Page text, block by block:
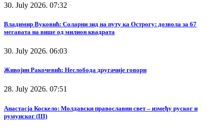
30. July 2026. 07:32
Владимир Вуковић: Соларни зид на путу ка Острогу: дозвола за 67
мегавата на више од милион квадрата
30. July 2026. 06:03
Живојин Ракочевић: Неслобода другачије говори
28. July 2026. 07:51
Анастасја Коскело: Молдавски православни свет – између руског и
румунског (III)